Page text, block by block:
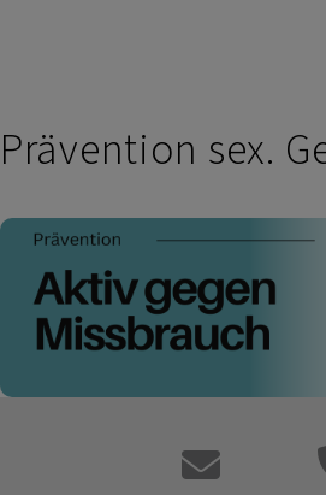
Prävention sex.